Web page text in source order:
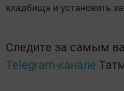
кладбища и установить
Следите за самым
Telegram-канале